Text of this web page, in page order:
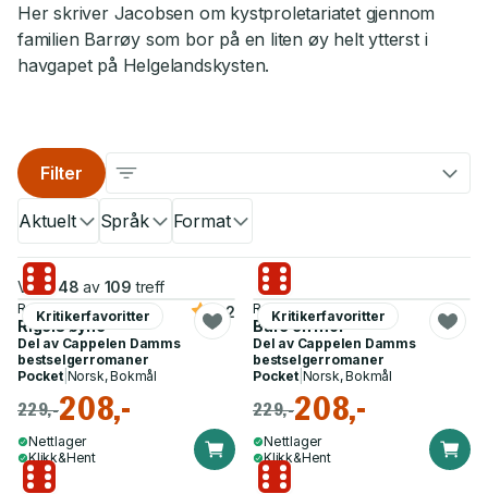
Her skriver Jacobsen om kystproletariatet gjennom
familien Barrøy som bor på en liten øy helt ytterst i
havgapet på Helgelandskysten.
Aktuelt Språk Format
Filter
Viser 48 av 109 treff
Kritikerfavoritter
Roy Jacobsen
Rigels øyne
4.2
Del av Cappelen Damms
bestselgerromaner
Pocket| Norsk, Bokmål
229,-208,-
Nettlager
Klikk&Hent
Kritikerfavoritter
Roy Jacobsen
Bare en mor
Del av Cappelen Damms
bestselgerromaner
Pocket| Norsk, Bokmål
229,-208,-
Nettlager
Klikk&Hent